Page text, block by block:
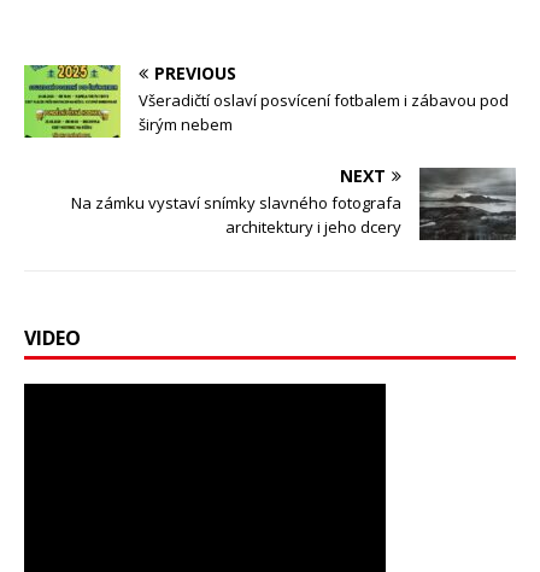
PREVIOUS
Všeradičtí oslaví posvícení fotbalem i zábavou pod
širým nebem
NEXT
Na zámku vystaví snímky slavného fotografa
architektury i jeho dcery
VIDEO